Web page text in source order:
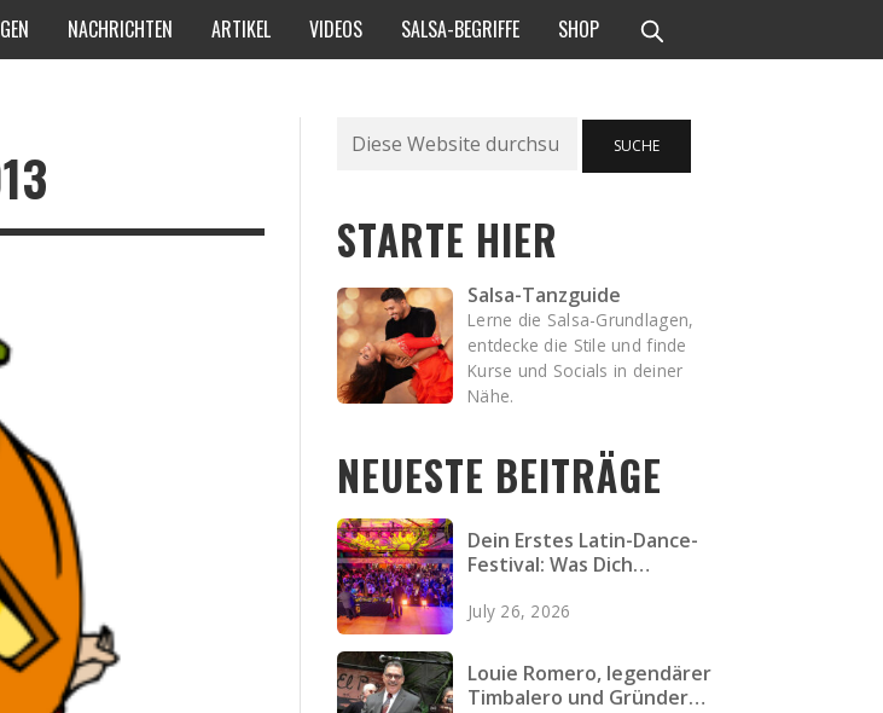
NACHRICHTEN ARTIKEL VIDEOS SALSA-BEGRIFFE SHOP
Suche
SUCHE
STARTE HIER
Salsa-Tanzguide
Lerne die Salsa-Grundlagen,
entdecke die Stile und finde
Kurse und Socials in deiner
Nähe.
NEUESTE BEITRÄGE
Dein Erstes Latin-Dance-
Festival: Was Dich
Vorbereitest und Was Du
July 26, 2026
Louie Romero, legendärer
Timbalero und Gründer